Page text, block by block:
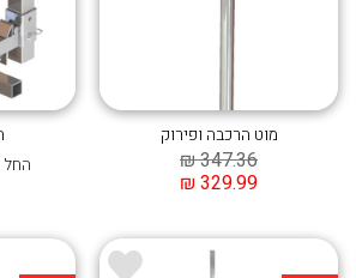
מוט הרכבה ופירוק
347.36
₪
329.99
₪
החל